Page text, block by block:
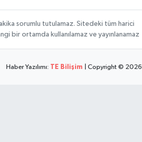
sorumlu tutulamaz. Sitedeki tüm harici
bir ortamda kullanılamaz ve yayınlanamaz
Haber Yazılımı: TE Bilişim | Copyright © 2026